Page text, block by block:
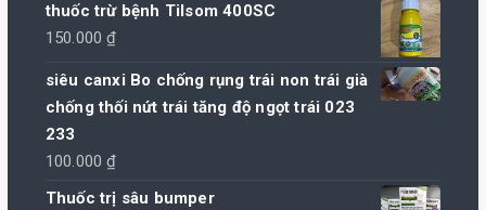
thuốc trừ bệnh Tilsom 400SC
150.000₫
siêu canxi Bo chống rụng trái non trái già
chống thối nứt trái tăng độ ngọt trái 023
233
100.000₫
Thuốc trị sâu bumper